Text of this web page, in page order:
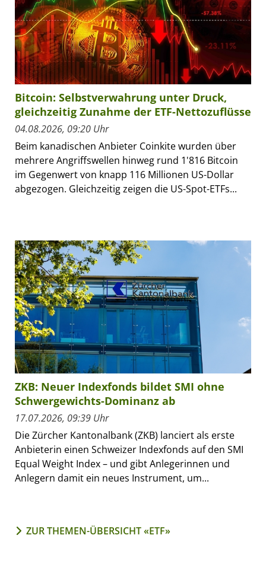
Bitcoin: Selbstverwahrung unter Druck,
gleichzeitig Zunahme der ETF-Nettozuflüsse
04.08.2026, 09:20 Uhr
Beim kanadischen Anbieter Coinkite wurden über
mehrere Angriffswellen hinweg rund 1'816 Bitcoin
im Gegenwert von knapp 116 Millionen US-Dollar
abgezogen. Gleichzeitig zeigen die US-Spot-ETFs...
ZKB: Neuer Indexfonds bildet SMI ohne
Schwergewichts-Dominanz ab
17.07.2026, 09:39 Uhr
Die Zürcher Kantonalbank (ZKB) lanciert als erste
Anbieterin einen Schweizer Indexfonds auf den SMI
Equal Weight Index – und gibt Anlegerinnen und
Anlegern damit ein neues Instrument, um...
ZUR THEMEN-ÜBERSICHT «ETF»